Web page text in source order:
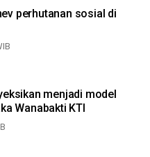
perhutanan sosial di
menjadi model
Wanabakti KTI